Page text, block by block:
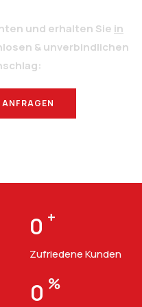
und erhalten Sie in
& unverbindlichen
0 +
Zufriedene Kunden
0 %